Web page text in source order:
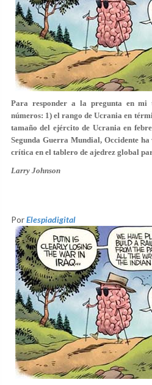
Para responder a la pregunta en mi
números: 1) el rango de Ucrania en
tamaño del ejército de Ucrania en
Segunda Guerra Mundial, Occidente
crítica en el tablero de ajedrez global
Larry Johnson
PorElespiadigital